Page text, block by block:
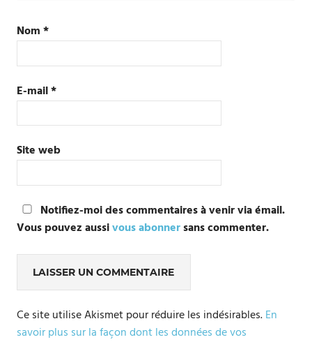
Nom*
E-mail*
Site web
Notifiez-moi des commentaires à venir via émail.
Vous pouvez aussivous abonnersans commenter.
Ce site utilise Akismet pour réduire les indésirables.En
savoir plus sur la façon dont les données de vos